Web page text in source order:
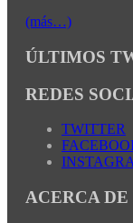
(más…)
ÚLTIMOS
REDES
TWITTER
ACERCA DE